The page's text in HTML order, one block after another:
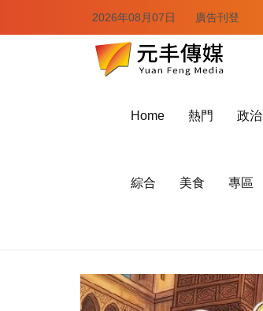
2026年08月07日 廣告刊登
Home 熱門 政治
綜合 美食 專區